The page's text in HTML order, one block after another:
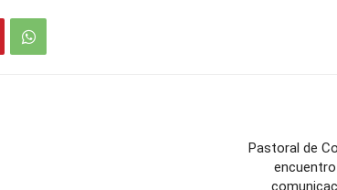
Pastoral de